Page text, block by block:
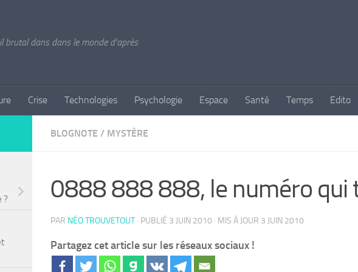
brutal dans dans le monde d'après
Crise Technologies Psychologie Espace Santé Temps Edito
BLOGNOTE / MYSTÈRE
0888 888 888, le numéro qui
PAR NÉO TROUVETOUT · PUBLIÉ 3 JUIN 2010 · MIS À JOUR 3 JUIN 2010
Partagez cet article sur les réseaux sociaux !
?